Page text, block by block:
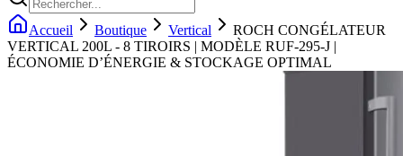
Accueil Boutique Vertical
ROCH CONGÉLATEUR
VERTICAL 200L - 8 TIROIRS | MODÈLE RUF-295-J |
ÉCONOMIE D’ÉNERGIE & STOCKAGE OPTIMAL